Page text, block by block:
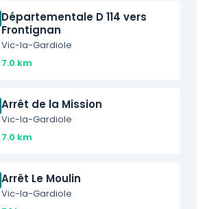
Départementale D 114 vers
Frontignan
Vic-la-Gardiole
7.0 km
Arrêt de la Mission
Vic-la-Gardiole
7.0 km
Arrêt Le Moulin
Vic-la-Gardiole